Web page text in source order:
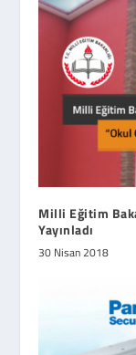
Milli Eğitim
Yayınladı
30 Nisan 2018